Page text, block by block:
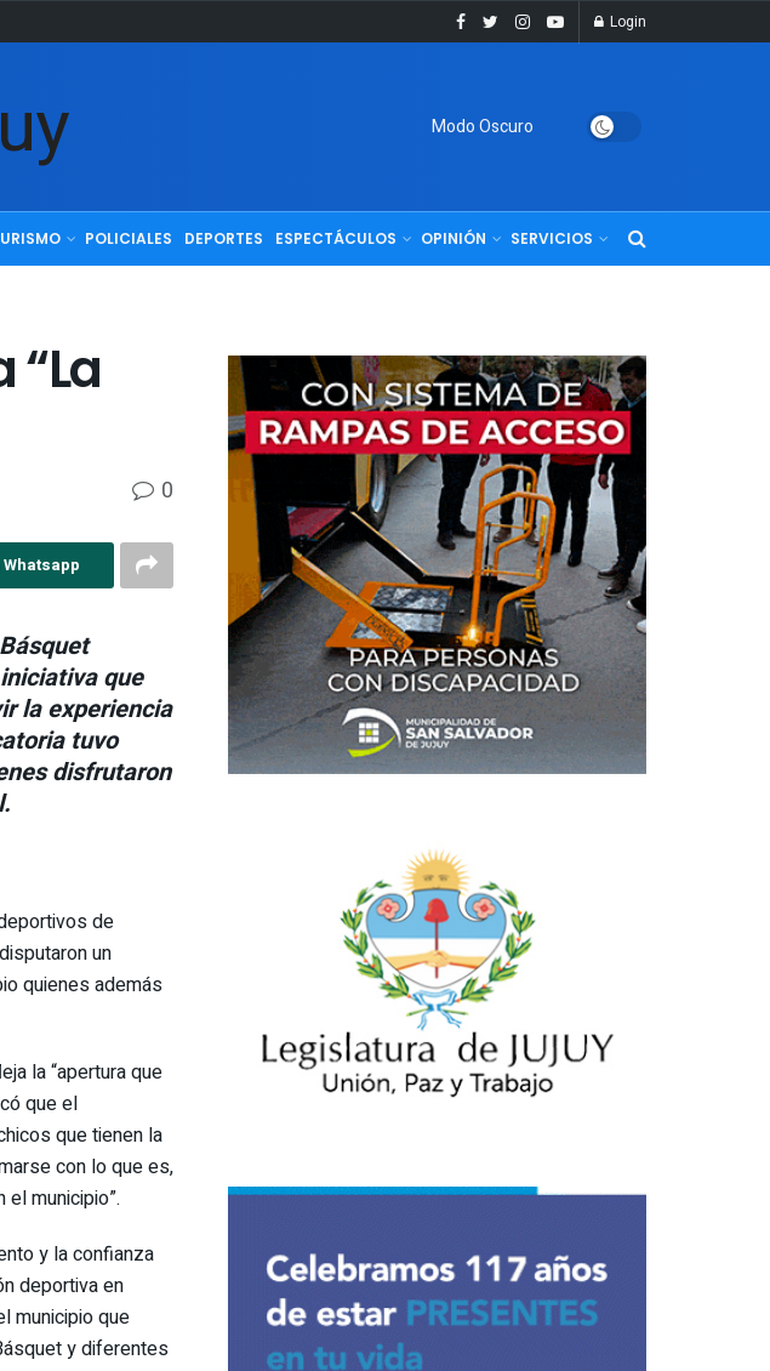
Login
Modo Oscuro
POLICIALES DEPORTES ESPECTÁCULOS OPINIÓN SERVICIOS
0
que
la experiencia
tuvo
disfrutaron
de
un
quienes además
la “apertura que
que el
que tienen la
con lo que es,
municipio”.
y la confianza
deportiva en
municipio que
y diferentes